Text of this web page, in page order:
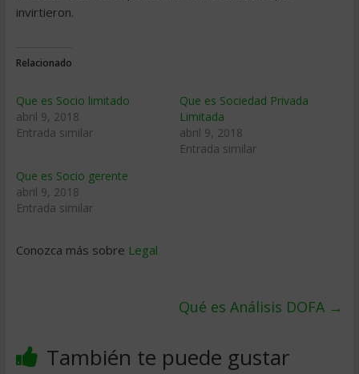
invirtieron.
Relacionado
Que es Socio limitado
abril 9, 2018
Entrada similar
Que es Sociedad Privada
Limitada
abril 9, 2018
Entrada similar
Que es Socio gerente
abril 9, 2018
Entrada similar
Conozca más sobre Legal
Qué es Análisis DOFA →
También te puede gustar